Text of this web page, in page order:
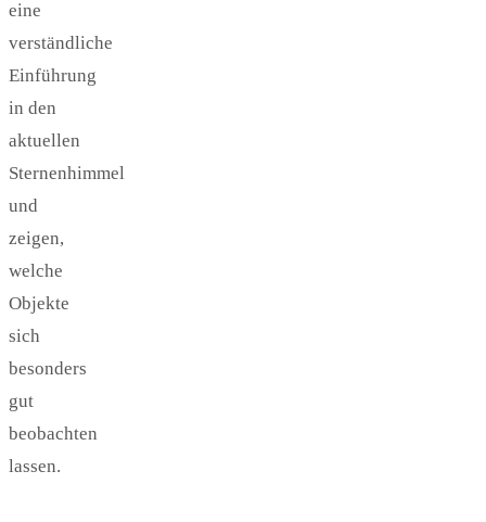
eine
verständliche
Einführung
in den
aktuellen
Sternenhimmel
und
zeigen,
welche
Objekte
sich
besonders
gut
beobachten
lassen.